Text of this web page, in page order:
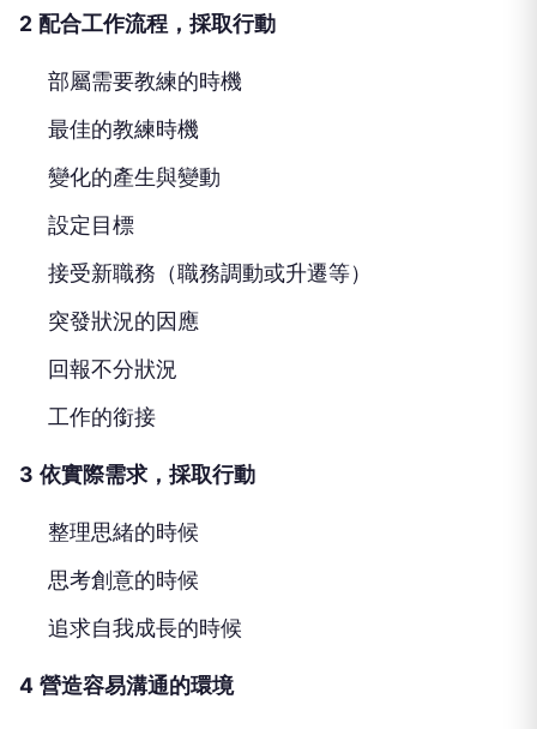
2 配合工作流程，採取行動
部屬需要教練的時機
最佳的教練時機
變化的產生與變動
設定目標
接受新職務（職務調動或升遷等）
突發狀況的因應
回報不分狀況
工作的銜接
3 依實際需求，採取行動
整理思緒的時候
思考創意的時候
追求自我成長的時候
4 營造容易溝通的環境